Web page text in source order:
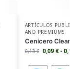
ARTÍCULOS
AND PREMIUMS
Cenicero
0,13€ 0,09€-